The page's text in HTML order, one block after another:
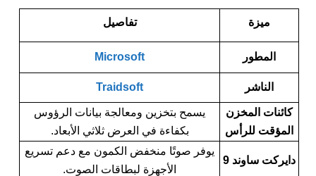
ميزة تفاصيل
المطور Microsoft
الناشر Traidsoft
كائنات المخزن
المؤقت للرأس
يسمح بتخزين ومعالجة بيانات الرؤوس
بكفاءة في العرض ثلاثي الأبعاد.
دايركت ساوند 9
يوفر صوتًا منخفض الكمون مع دعم تسريع
الأجهزة لبطاقات الصوت.